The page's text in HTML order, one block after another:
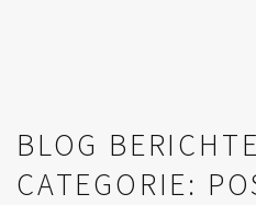
BLOG
CATEGORIE: